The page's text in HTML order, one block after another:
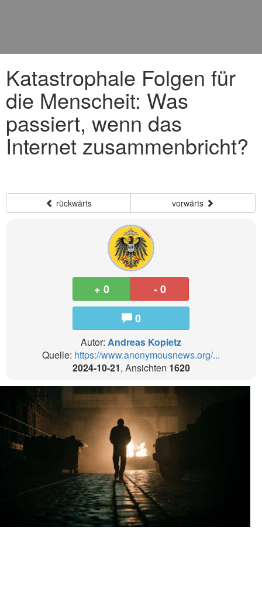
Katastrophale Folgen für
die Menscheit: Was
passiert, wenn das
Internet zusammenbricht?
rückwärts vorwärts
+ 0
- 0
0
Autor: Andreas Kopietz
Quelle: https://www.anonymousnews.org/...
2024-10-21, Ansichten 1620